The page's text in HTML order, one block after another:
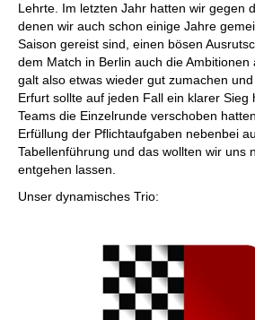
Lehrte. Im letzten Jahr hatten wir gegen
denen wir auch schon einige Jahre
Saison gereist sind, einen bösen
dem Match in Berlin auch die Ambitionen
galt also etwas wieder gut zumachen
Erfurt sollte auf jeden Fall ein klarer Sieg
Teams die Einzelrunde verschoben
Erfüllung der Pflichtaufgaben nebenbei
Tabellenführung und das wollten wir uns
entgehen lassen.
Unser dynamisches Trio: